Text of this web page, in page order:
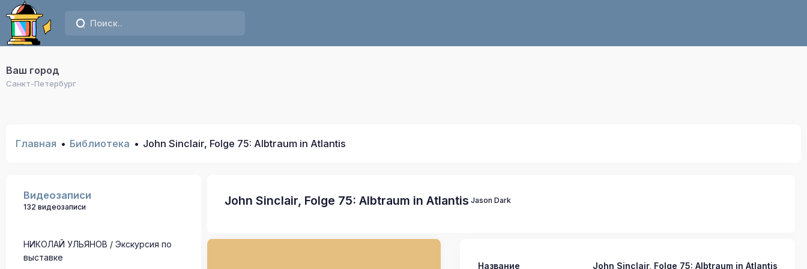
Ваш город
Санкт-Петербург
Главная Библиотека John Sinclair, Folge 75: Albtraum in Atlantis
Видеозаписи
132 видеозаписи
НИКОЛАЙ УЛЬЯНОВ / Экскурсия по
выставке
John Sinclair, Folge 75: Albtraum in Atlantis Jason Dark
Название John Sinclair, Folge 75: Albtraum in Atlantis